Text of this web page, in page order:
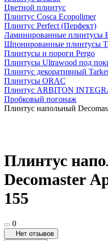
Цветной плинтус
Плинтус Cosca Ecopolimer
Плинтус Perfect (Перфект)
Ламинированные плинтусы
Шпонированные плинтусы
Плинтусы и пороги Pergo
Плинтусы Ultrawood под
Плинтус декоративный
Плинтусы ORAC
Плинтус ARBITON
Пробковый погонаж
Плинтус напольный
Плинтус
Decomaster
155
0
Нет отзывов